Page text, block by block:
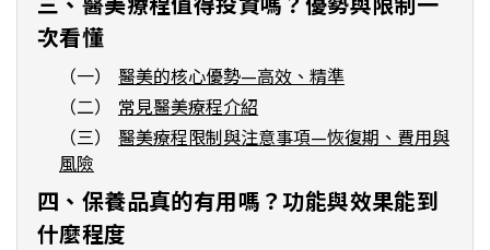
次看懂
（一）
醫美的核心優勢—高效、精準
（二）
常見醫美療程介紹
（三）
醫美療程限制與注意事項—恢復期、費用與
風險
四、保養品真的有用嗎？功能與效果能到
什麼程度